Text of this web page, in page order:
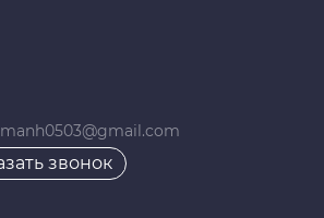
звонок